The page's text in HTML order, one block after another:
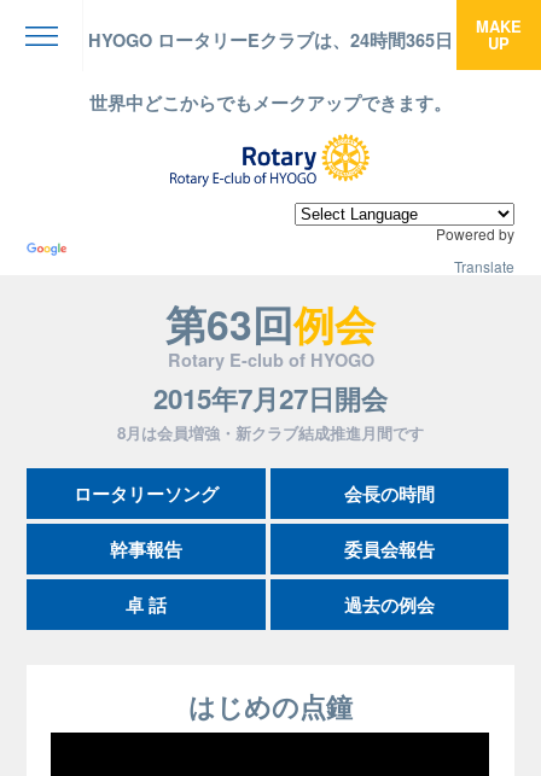
HYOGO ロータリーEクラブは、24時間365日
世界中どこからでもメークアップできます。
MAKE
UP
Powered by
Translate
第63回例会
Rotary E-club of HYOGO
2015年7月27日開会
8月は会員増強・新クラブ結成推進月間です
ロータリーソング 会長の時間
幹事報告 委員会報告
卓 話 過去の例会
はじめの点鐘